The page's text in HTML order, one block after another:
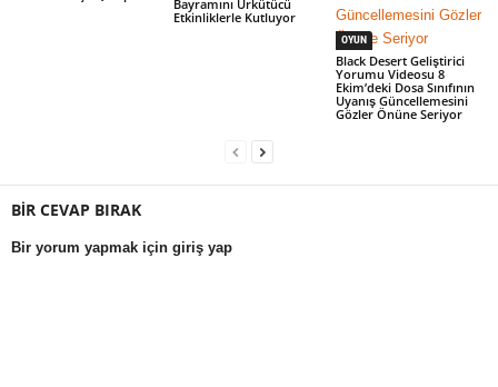
Bayramını Ürkütücü
Etkinliklerle Kutluyor
OYUN
Black Desert Geliştirici
Yorumu Videosu 8
Ekim’deki Dosa Sınıfının
Uyanış Güncellemesini
Gözler Önüne Seriyor
BİR CEVAP BIRAK
Bir yorum yapmak için giriş yap